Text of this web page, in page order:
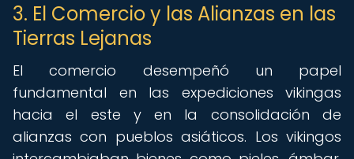
3. El Comercio y las Alianzas en las
Tierras Lejanas
El comercio desempeñó un papel
fundamental en las expediciones vikingas
hacia el este y en la consolidación de
alianzas con pueblos asiáticos. Los vikingos